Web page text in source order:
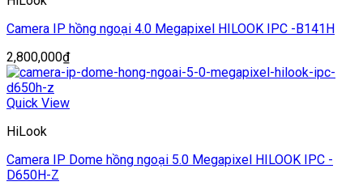
Camera IP hồng ngoại 4.0 Megapixel HILOOK IPC -B141H
2,800,000₫
Quick View
HiLook
Camera IP Dome hồng ngoại 5.0 Megapixel HILOOK IPC -
D650H-Z